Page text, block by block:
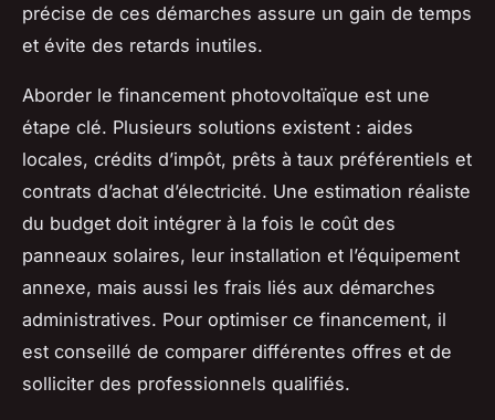
précise de ces démarches assure un gain de temps
et évite des retards inutiles.
Aborder le financement photovoltaïque est une
étape clé. Plusieurs solutions existent : aides
locales, crédits d’impôt, prêts à taux préférentiels et
contrats d’achat d’électricité. Une estimation réaliste
du budget doit intégrer à la fois le coût des
panneaux solaires, leur installation et l’équipement
annexe, mais aussi les frais liés aux démarches
administratives. Pour optimiser ce financement, il
est conseillé de comparer différentes offres et de
solliciter des professionnels qualifiés.